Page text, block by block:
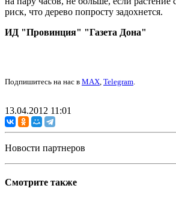
риск, что дерево попросту задохнется.
ИД "Провинция" "Газета Дона"
Подпишитесь на нас в MAX, Telegram.
13.04.2012 11:01
Новости партнеров
Смотрите также